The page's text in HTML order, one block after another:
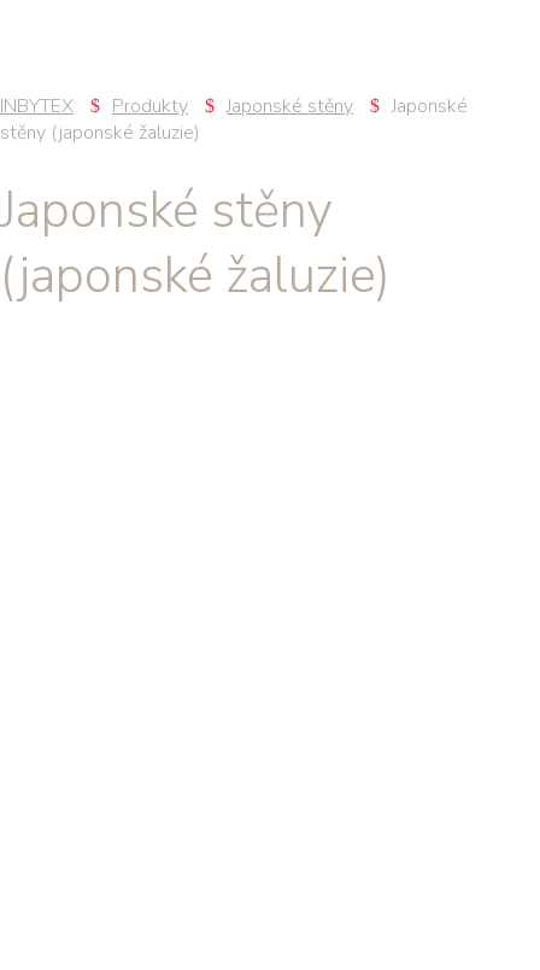
INBYTEX Produkty Japonské stěny
Japonské
stěny (japonské žaluzie)
Japonské stěny
(japonské žaluzie)